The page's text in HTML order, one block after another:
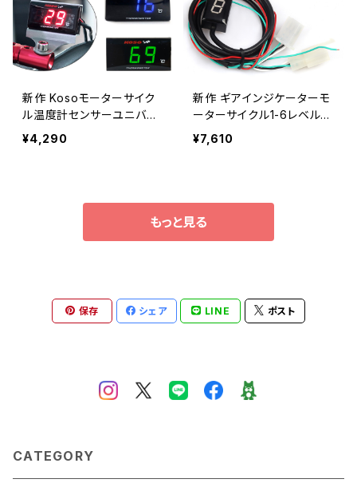
新作 Kosoモーターサイク
ル温度計センサーユニバー
サルデジタルディスプレイミ
ニメーターレーシングスク
¥4,290
新作 ギアインジケーターモ
ーターサイクル1-6レベルEc
uプラグマウントスピードデ
ジタルディスプレイメーター
¥7,610
もっと見る
保存 シェア LINE ポスト
CATEGORY